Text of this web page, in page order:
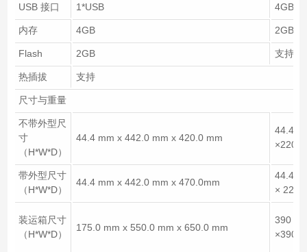
USB 接口 1*USB 4GB
内存 4GB 2GB
Flash 2GB 支持
热插拔 支持
尺寸与重量
不带外型尺
寸
（H*W*D）
44.4 mm x 442.0 mm x 420.0 mm
带外型尺寸
（H*W*D）
44.4 mm x 442.0 mm x 470.0mm
×
装运箱尺寸
（H*W*D）
175.0 mm x 550.0 mm x 650.0 mm
390